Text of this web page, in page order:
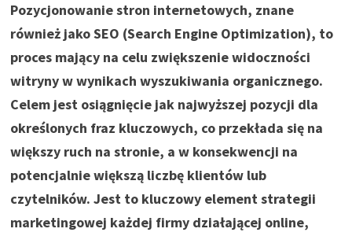
Pozycjonowanie stron internetowych, znane
również jako SEO (Search Engine Optimization), to
proces mający na celu zwiększenie widoczności
witryny w wynikach wyszukiwania organicznego.
Celem jest osiągnięcie jak najwyższej pozycji dla
określonych fraz kluczowych, co przekłada się na
większy ruch na stronie, a w konsekwencji na
potencjalnie większą liczbę klientów lub
czytelników. Jest to kluczowy element strategii
marketingowej każdej firmy działającej online,